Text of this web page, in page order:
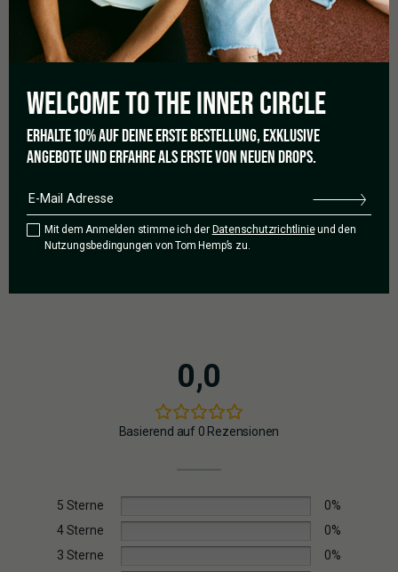
Geeignet für Anfänger und Züchter
Geeignet für den Innen-, Außenanbau
Gute Luftzirkulation und Kontrolle der Luftfeuchtigkeit
Gut durchlässiger, nährstoffreicher Boden
Regelmäßige Nährstoffzufuhr, besonders in der
Anfällig für Schimmel und Schädlinge; gute Pflege und
Kontrolle erforderlich
0,0
Basierend auf 0 Rezensionen
5 Sterne
0%
4 Sterne
0%
3 Sterne
0%
WELCOME TO THEINNER CIRCLE
ERHALTE 10% AUF DEINE ERSTE BESTELLUNG, EXKLUSIVE
ANGEBOTE UND ERFAHRE ALS ERSTE VON NEUEN DROPS.
Mit dem Anmelden stimme ich der Datenschutzrichtlinieund den
Nutzungsbedingungen von Tom Hemp’s zu.